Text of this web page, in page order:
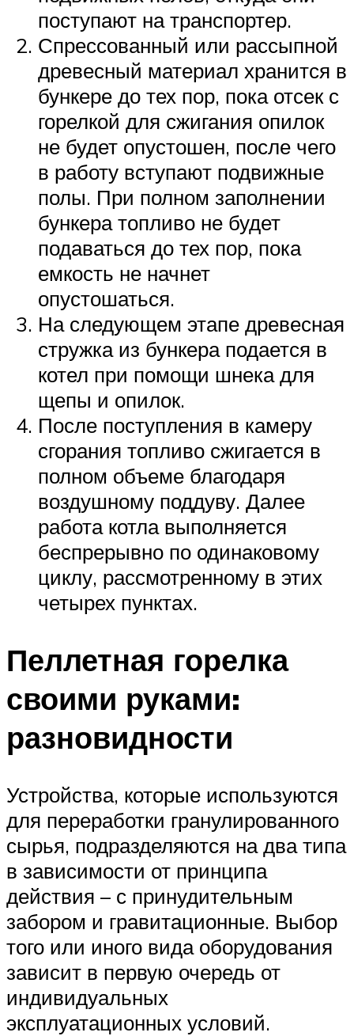
поступают на транспортер.
Спрессованный или рассыпной
древесный материал хранится в
бункере до тех пор, пока отсек с
горелкой для сжигания опилок
не будет опустошен, после чего
в работу вступают подвижные
полы. При полном заполнении
бункера топливо не будет
подаваться до тех пор, пока
емкость не начнет
опустошаться.
На следующем этапе древесная
стружка из бункера подается в
котел при помощи шнека для
щепы и опилок.
После поступления в камеру
сгорания топливо сжигается в
полном объеме благодаря
воздушному поддуву. Далее
работа котла выполняется
беспрерывно по одинаковому
циклу, рассмотренному в этих
четырех пунктах.
Пеллетная горелка
своими руками:
разновидности
Устройства, которые используются
для переработки гранулированного
сырья, подразделяются на два типа
в зависимости от принципа
действия – с принудительным
забором и гравитационные. Выбор
того или иного вида оборудования
зависит в первую очередь от
индивидуальных
эксплуатационных условий.